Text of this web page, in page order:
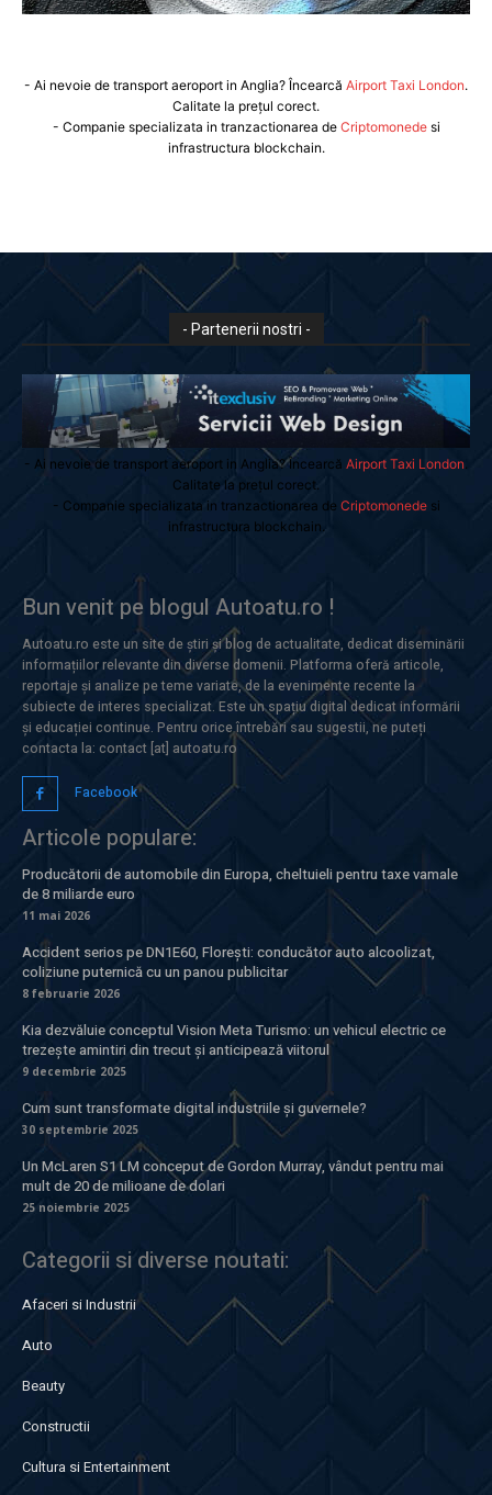
- Ai nevoie de transport aeroport in Anglia? Încearcă Airport Taxi London.
Calitate la prețul corect.
- Companie specializata in tranzactionarea de Criptomonedesi
infrastructura blockchain.
- Partenerii nostri -
- Ai nevoie de transport aeroport in Anglia? Încearcă Airport Taxi London
Calitate la prețul corect.
- Companie specializata in tranzactionarea de Criptomonedesi
infrastructura blockchain.
Bun venit pe blogul Autoatu.ro !
Autoatu.ro este un site de știri și blog de actualitate, dedicat diseminării
informațiilor relevante din diverse domenii. Platforma oferă articole,
reportaje și analize pe teme variate, de la evenimente recente la
subiecte de interes specializat. Este un spațiu digital dedicat informării
și educației continue. Pentru orice întrebări sau sugestii, ne puteți
contacta la: contact [at] autoatu.ro
Facebook
Articole populare:
Producătorii de automobile din Europa, cheltuieli pentru taxe vamale
de 8 miliarde euro
11 mai 2026
Accident serios pe DN1E60, Florești: conducător auto alcoolizat,
coliziune puternică cu un panou publicitar
8 februarie 2026
Kia dezvăluie conceptul Vision Meta Turismo: un vehicul electric ce
trezește amintiri din trecut și anticipează viitorul
9 decembrie 2025
Cum sunt transformate digital industriile și guvernele?
30 septembrie 2025
Un McLaren S1 LM conceput de Gordon Murray, vândut pentru mai
mult de 20 de milioane de dolari
25 noiembrie 2025
Categorii si diverse noutati:
Afaceri si Industrii
Auto
Beauty
Constructii
Cultura si Entertainment